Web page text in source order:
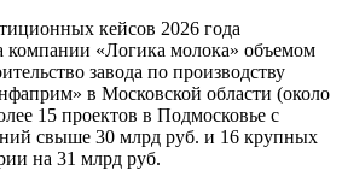
кейсов 2026 года
компании «Логика молока» объемом
завода по производству
в Московской области (около
15 проектов в Подмосковье с
свыше 30 млрд руб. и 16 крупных
на 31 млрд руб.